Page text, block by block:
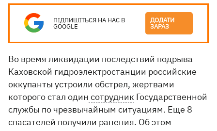
ПІДПИШІТЬСЯ НА НАС В
GOOGLE
ДОДАТИ
ЗАРАЗ
Во время ликвидации последствий подрыва
Каховской гидроэлектростанции российские
оккупанты устроили обстрел, жертвами
которого стал один сотрудник Государственной
службы по чрезвычайным ситуациям. Еще 8
спасателей получили ранения. Об этом